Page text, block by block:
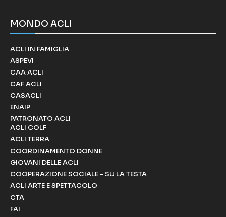
MONDO ACLI
ACLI IN FAMIGLIA
ASPEVI
CAA ACLI
CAF ACLI
CASACLI
ENAIP
PATRONATO ACLI
ACLI COLF
ACLI TERRA
COORDINAMENTO DONNE
GIOVANI DELLE ACLI
COOPERAZIONE SOCIALE - SU LA TESTA
ACLI ARTE E SPETTACOLO
CTA
FAI